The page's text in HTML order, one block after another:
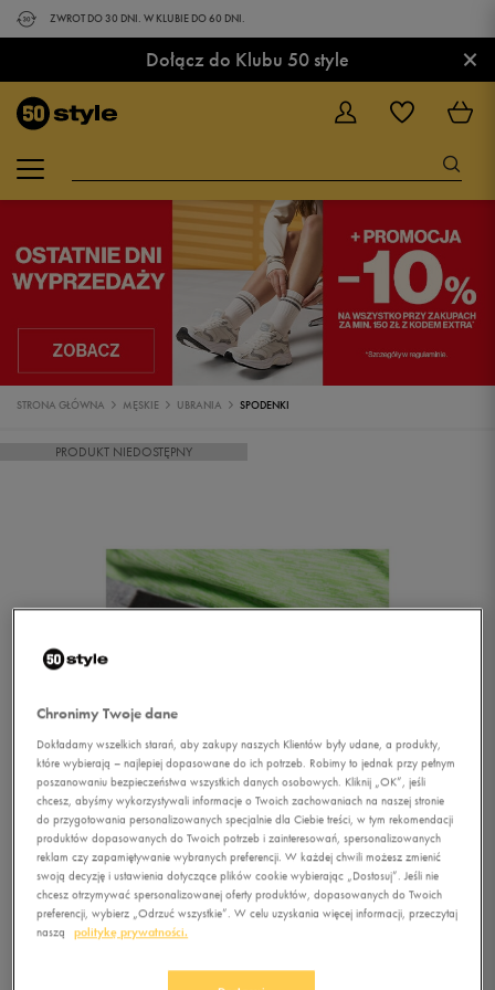
ZWROT DO 30 DNI. W KLUBIE DO 60 DNI.
Dołącz do Klubu 50 style ×
STRONA GŁÓWNA MĘSKIE UBRANIA SPODENKI
PRODUKT NIEDOSTĘPNY
1/1
FILA SZORTY BERMUDA
Chronimy Twoje dane
Dokładamy wszelkich starań, aby zakupy naszych Klientów były udane, a produkty,
które wybierają – najlepiej dopasowane do ich potrzeb. Robimy to jednak przy pełnym
poszanowaniu bezpieczeństwa wszystkich danych osobowych. Kliknij „OK”, jeśli
chcesz, abyśmy wykorzystywali informacje o Twoich zachowaniach na naszej stronie
do przygotowania personalizowanych specjalnie dla Ciebie treści, w tym rekomendacji
produktów dopasowanych do Twoich potrzeb i zainteresowań, spersonalizowanych
reklam czy zapamiętywanie wybranych preferencji. W każdej chwili możesz zmienić
swoją decyzję i ustawienia dotyczące plików cookie wybierając „Dostosuj”. Jeśli nie
chcesz otrzymywać spersonalizowanej oferty produktów, dopasowanych do Twoich
preferencji, wybierz „Odrzuć wszystkie”. W celu uzyskania więcej informacji, przeczytaj
naszą
politykę prywatności.